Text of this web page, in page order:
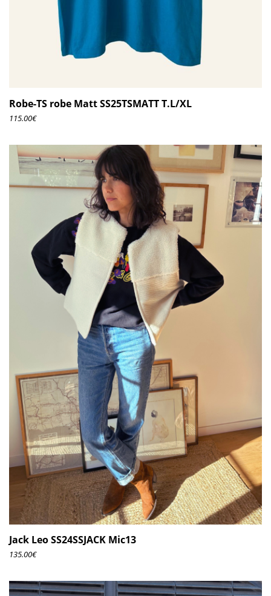
Robe-TS robe Matt SS25TSMATT T.L/XL
115.00€
Jack Leo SS24SSJACK Mic13
135.00€